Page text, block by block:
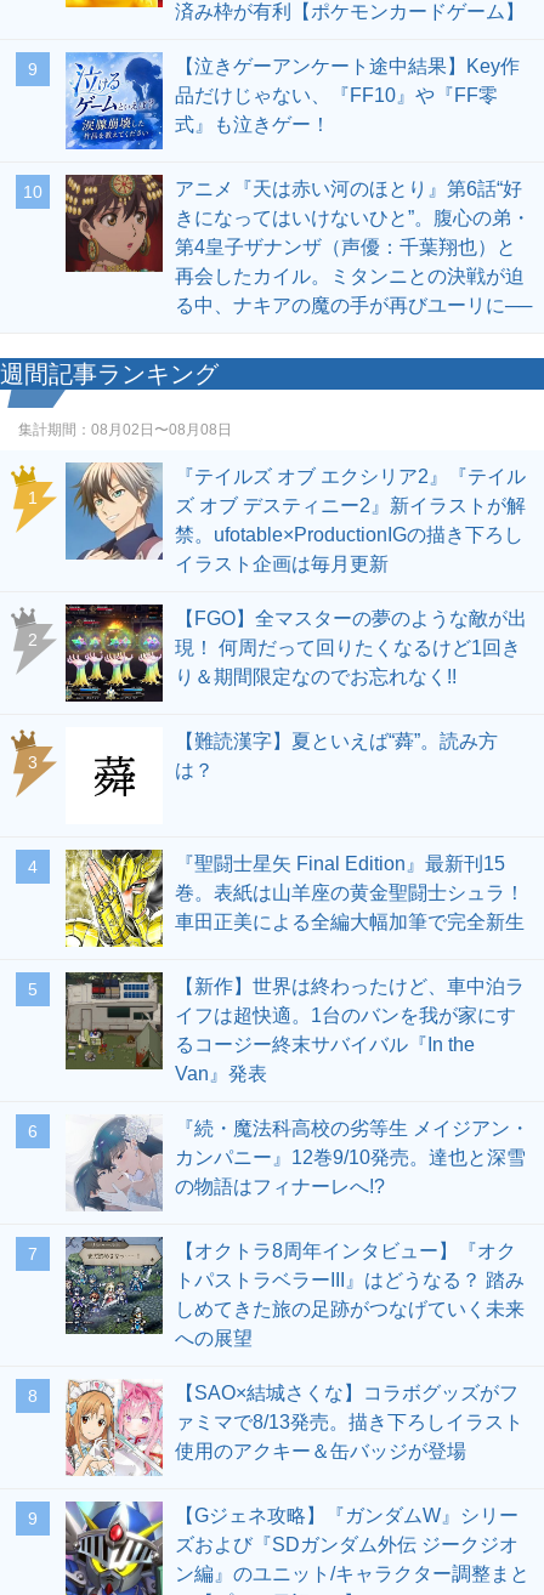
済み枠が有利【ポケモンカードゲーム】
9
【泣きゲーアンケート途中結果】Key作
品だけじゃない、『FF10』や『FF零
式』も泣きゲー！
10
アニメ『天は赤い河のほとり』第6話“好
きになってはいけないひと”。腹心の弟・
第4皇子ザナンザ（声優：千葉翔也）と
再会したカイル。ミタンニとの決戦が迫
る中、ナキアの魔の手が再びユーリに──
週間記事ランキング
集計期間： 08月02日〜08月08日
1
『テイルズ オブ エクシリア2』『テイル
ズ オブ デスティニー2』新イラストが解
禁。ufotable×ProductionIGの描き下ろし
イラスト企画は毎月更新
2
【FGO】全マスターの夢のような敵が出
現！ 何周だって回りたくなるけど1回き
り＆期間限定なのでお忘れなく!!
3
【難読漢字】夏といえば“蕣”。読み方
は？
4
『聖闘士星矢 Final Edition』最新刊15
巻。表紙は山羊座の黄金聖闘士シュラ！
車田正美による全編大幅加筆で完全新生
5
【新作】世界は終わったけど、車中泊ラ
イフは超快適。1台のバンを我が家にす
るコージー終末サバイバル『In the
Van』発表
6
『続・魔法科高校の劣等生 メイジアン・
カンパニー』12巻9/10発売。達也と深雪
の物語はフィナーレへ!?
7
【オクトラ8周年インタビュー】『オク
トパストラベラーIII』はどうなる？ 踏み
しめてきた旅の足跡がつなげていく未来
への展望
8
【SAO×結城さくな】コラボグッズがフ
ァミマで8/13発売。描き下ろしイラスト
使用のアクキー＆缶バッジが登場
9
【Gジェネ攻略】『ガンダムW』シリー
ズおよび『SDガンダム外伝 ジークジオ
ン編』のユニット/キャラクター調整まと